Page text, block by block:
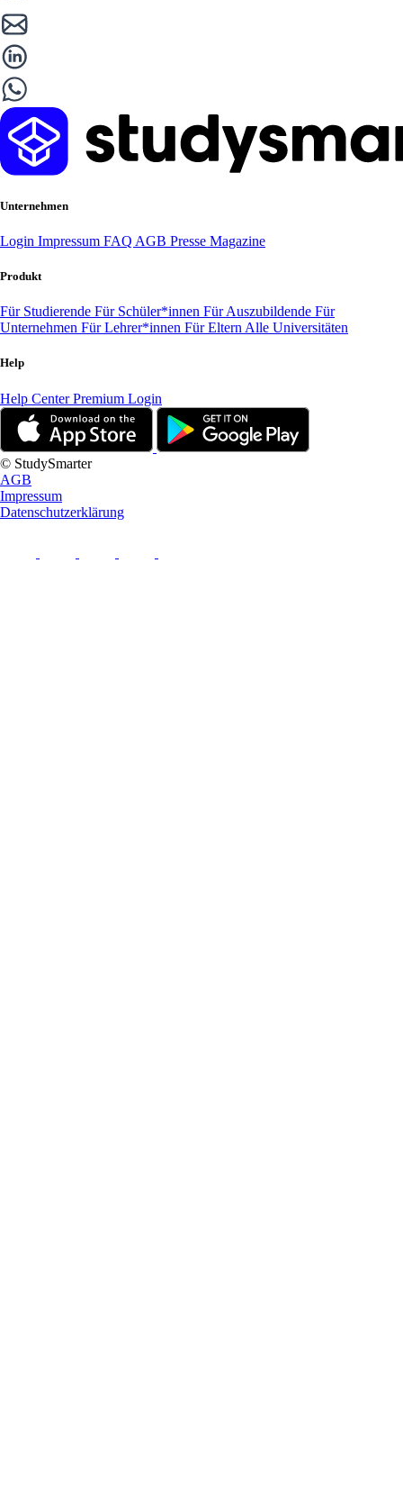
Unternehmen
Login Impressum FAQ AGB Presse Magazine
Produkt
Für Studierende Für Schüler*innen Für Auszubildende Für
Unternehmen Für Lehrer*innen Für Eltern Alle Universitäten
Help
Help CenterPremium Login
© StudySmarter
AGB
Impressum
Datenschutzerklärung